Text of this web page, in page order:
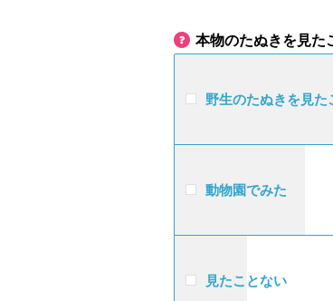
本物のたぬきを見た
野生のたぬきを見た
動物園でみた
見たことない